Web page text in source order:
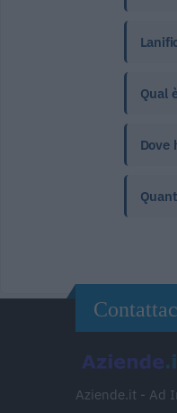
Qual
Dove
Aziende.it - Ad